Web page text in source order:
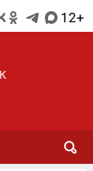
12+